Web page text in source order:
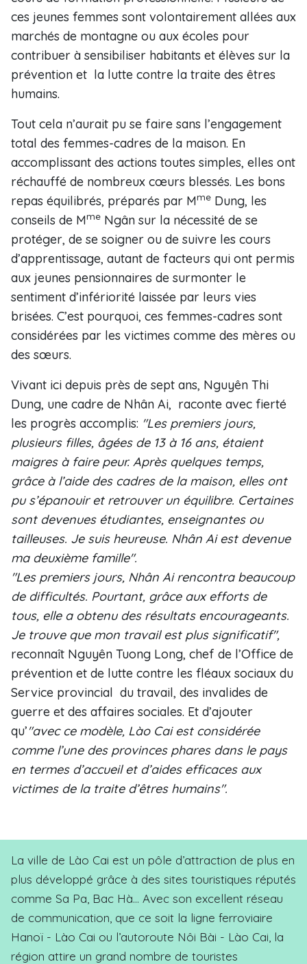
ces jeunes femmes sont volontairement allées aux
marchés de montagne ou aux écoles pour
contribuer à sensibiliser habitants et élèves sur la
prévention et la lutte contre la traite des êtres
humains.
Tout cela n’aurait pu se faire sans l’engagement
total des femmes-cadres de la maison. En
accomplissant des actions toutes simples, elles ont
réchauffé de nombreux cœurs blessés. Les bons
repas équilibrés, préparés par Mme Dung, les
conseils de Mme Ngân sur la nécessité de se
protéger, de se soigner ou de suivre les cours
d’apprentissage, autant de facteurs qui ont permis
aux jeunes pensionnaires de surmonter le
sentiment d’infériorité laissée par leurs vies
brisées. C’est pourquoi, ces femmes-cadres sont
considérées par les victimes comme des mères ou
des sœurs.
Vivant ici depuis près de sept ans, Nguyên Thi
Dung, une cadre de Nhân Ai, raconte avec fierté
les progrès accomplis: "Les premiers jours,
plusieurs filles, âgées de 13 à 16 ans, étaient
maigres à faire peur. Après quelques temps,
grâce à l’aide des cadres de la maison, elles ont
pu s’épanouir et retrouver un équilibre. Certaines
sont devenues étudiantes, enseignantes ou
tailleuses. Je suis heureuse. Nhân Ai est devenue
ma deuxième famille".
"Les premiers jours, Nhân Ai rencontra beaucoup
de difficultés. Pourtant, grâce aux efforts de
tous, elle a obtenu des résultats encourageants.
Je trouve que mon travail est plus significatif",
reconnaît Nguyên Tuong Long, chef de l’Office de
prévention et de lutte contre les fléaux sociaux du
Service provincial du travail, des invalides de
guerre et des affaires sociales. Et d’ajouter
qu’"avec ce modèle, Lào Cai est considérée
comme l’une des provinces phares dans le pays
en termes d’accueil et d’aides efficaces aux
victimes de la traite d’êtres humains".
La ville de Lào Cai est un pôle d’attraction de plus en
plus développé grâce à des sites touristiques réputés
comme Sa Pa, Bac Hà… Avec son excellent réseau
de communication, que ce soit la ligne ferroviaire
Hanoï - Lào Cai ou l’autoroute Nôi Bài - Lào Cai, la
région attire un grand nombre de touristes